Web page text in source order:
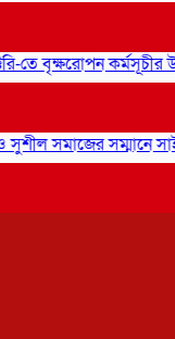
কর্মসূচীর
সম্মানে সাইদ